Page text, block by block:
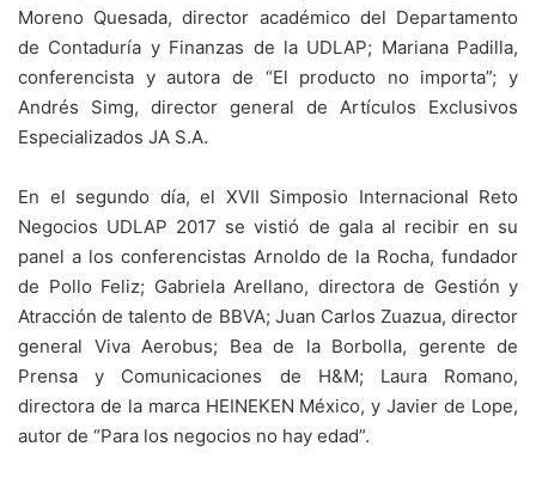
Moreno Quesada, director académico del Departamento
de Contaduría y Finanzas de la UDLAP; Mariana Padilla,
conferencista y autora de “El producto no importa”; y
Andrés Simg, director general de Artículos Exclusivos
Especializados JA S.A.
En el segundo día, el XVII Simposio Internacional Reto
Negocios UDLAP 2017 se vistió de gala al recibir en su
panel a los conferencistas Arnoldo de la Rocha, fundador
de Pollo Feliz; Gabriela Arellano, directora de Gestión y
Atracción de talento de BBVA; Juan Carlos Zuazua, director
general Viva Aerobus; Bea de la Borbolla, gerente de
Prensa y Comunicaciones de H&M; Laura Romano,
directora de la marca HEINEKEN México, y Javier de Lope,
autor de “Para los negocios no hay edad”.